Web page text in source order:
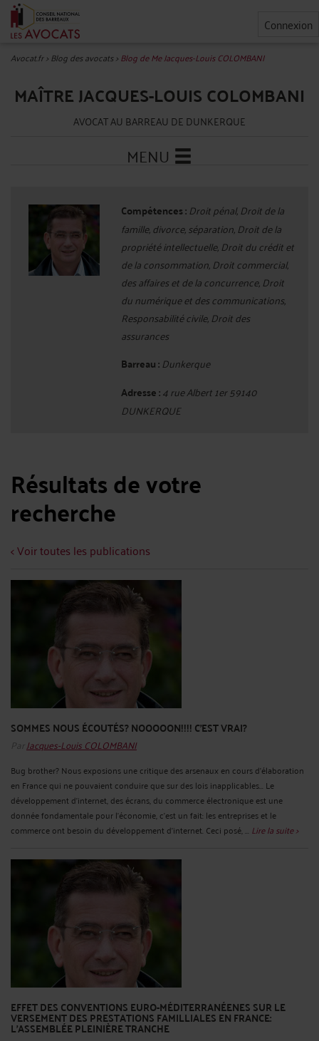
Connexion
Avocat.fr>Blog des avocats>Blog de Me Jacques-Louis COLOMBANI
MAÎTRE JACQUES-LOUIS COLOMBANI
AVOCAT AU BARREAU DE DUNKERQUE
MENU
Compétences : Droit pénal, Droit de la
famille, divorce, séparation, Droit de la
propriété intellectuelle, Droit du crédit et
de la consommation, Droit commercial,
des affaires et de la concurrence, Droit
du numérique et des communications,
Responsabilité civile, Droit des
assurances
Barreau : Dunkerque
Adresse :4 rue Albert 1er 59140
DUNKERQUE
Résultats de votre
recherche
< Voir toutes les publications
SOMMES NOUS ÉCOUTÉS? NOOOOON!!!! C'EST VRAI?
Par Jacques-Louis COLOMBANI
Bug brother? Nous exposions une critique des arsenaux en cours d'élaboration
en France qui ne pouvaient conduire que sur des lois inapplicables... Le
développement d'internet, des écrans, du commerce électronique est une
donnée fondamentale pour l'économie, c'est un fait: les entreprises et le
commerce ont besoin du développement d'internet. Ceci posé, ... Lire la suite >
EFFET DES CONVENTIONS EURO-MÉDITERRANÉENES SUR LE
VERSEMENT DES PRESTATIONS FAMILLIALES EN FRANCE:
L'ASSEMBLÉE PLEINIÈRE TRANCHE